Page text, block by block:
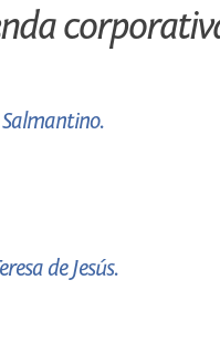
de Jesús.